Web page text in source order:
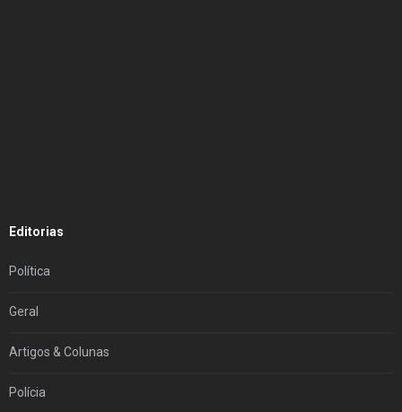
Editorias
Política
Geral
Artigos & Colunas
Polícia